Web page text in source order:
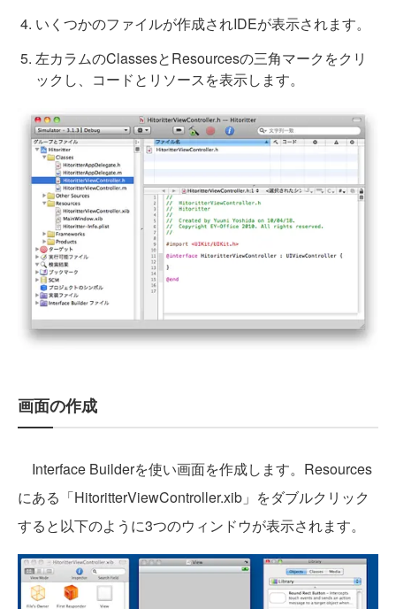
いくつかのファイルが作成されIDEが表示されます。
左カラムのClassesとResourcesの三角マークをクリ
ックし、コードとリソースを表示します。
画面の作成
Interface Builderを使い画面を作成します。Resources
にある「HitoritterViewController.xib」をダブルクリック
すると以下のように3つのウィンドウが表示されます。